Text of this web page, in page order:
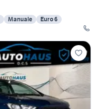
Manuale
Euro 6